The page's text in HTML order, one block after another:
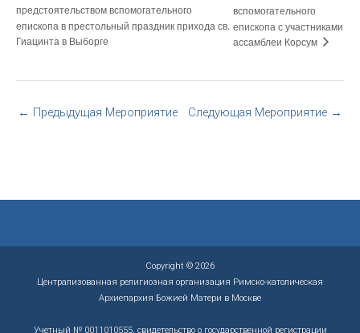
предстоятельством вспомогательного
епископа в престольный праздник прихода св.
Гиацинта в Выборге
вспомогательного
епископа с участниками
ассамблеи Корсум
← Предыдущая Мероприятие Следующая Мероприятие →
Copyright © 2026
Централизованная религиозная организация Римско-католическая
Архиепархия Божией Матери в Москве
Учетный № 0011010555, свидетельство о государственной регистрации